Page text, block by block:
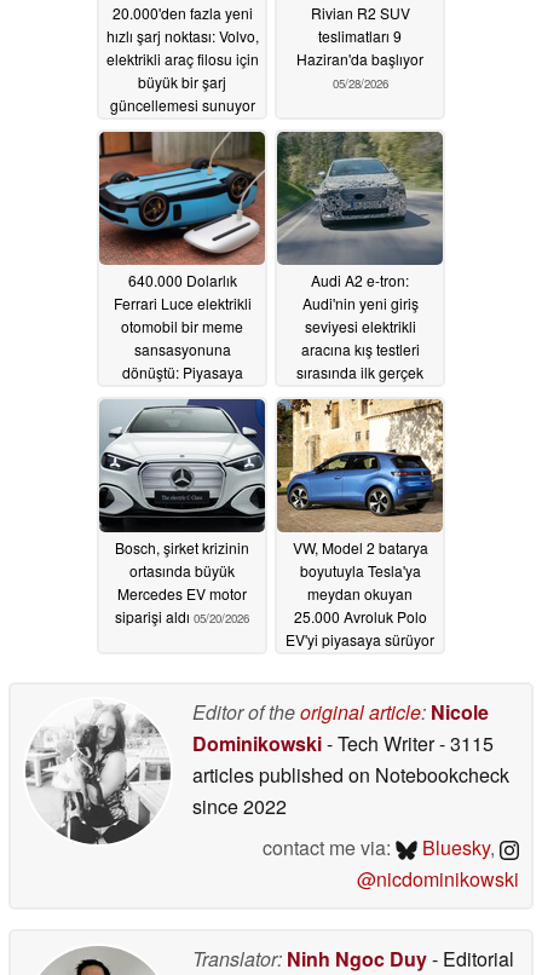
20.000'den fazla yeni
hızlı şarj noktası: Volvo,
elektrikli araç filosu için
büyük bir şarj
güncellemesi sunuyor
05/28/2026
Rivian R2 SUV
teslimatları 9
Haziran'da başlıyor
05/28/2026
640.000 Dolarlık
Ferrari Luce elektrikli
otomobil bir meme
sansasyonuna
dönüştü: Piyasaya
sürülmemiş Apple
Araba mı yoksa Sihirli
Fare mi?05/27/2026
Audi A2 e-tron:
Audi'nin yeni giriş
seviyesi elektrikli
aracına kış testleri
sırasında ilk gerçek
bakış05/20/2026
Bosch, şirket krizinin
ortasında büyük
Mercedes EV motor
siparişi aldı 05/20/2026
VW, Model 2 batarya
boyutuyla Tesla'ya
meydan okuyan
25.000 Avroluk Polo
EV'yi piyasaya sürüyor
Editor of theoriginal article: Nicole
Dominikowski- Tech Writer- 3115
articles published on Notebookcheck
since 2022
contact me via:
Bluesky,
@nicdominikowski
Translator: Ninh Ngoc Duy- Editorial